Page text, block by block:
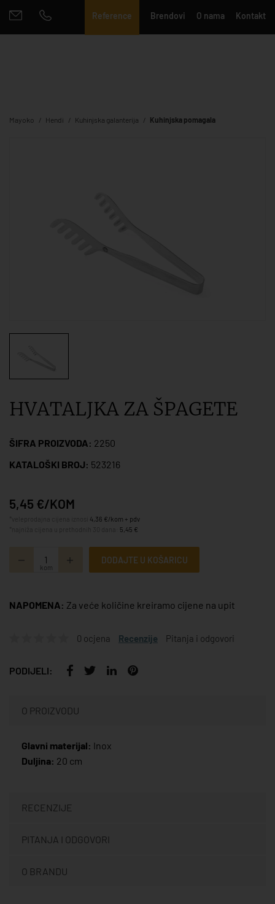
Reference Brendovi O nama Kontakt
Mayoko Hendi Kuhinjska galanterija Kuhinjska pomagala
HVATALJKA ZA ŠPAGETE
ŠIFRA PROIZVODA: 2250
KATALOŠKI BROJ: 523216
5,45 €/KOM
4,36 €/kom + pdv
5,45 €
kom
DODAJTE U KOŠARICU
NAPOMENA: Za veće količine kreiramo cijene na upit
0 ocjena Recenzije Pitanja i odgovori
PODIJELI:
O PROIZVODU
Glavni materijal: Inox
Duljina: 20 cm
RECENZIJE
PITANJA I ODGOVORI
O BRANDU